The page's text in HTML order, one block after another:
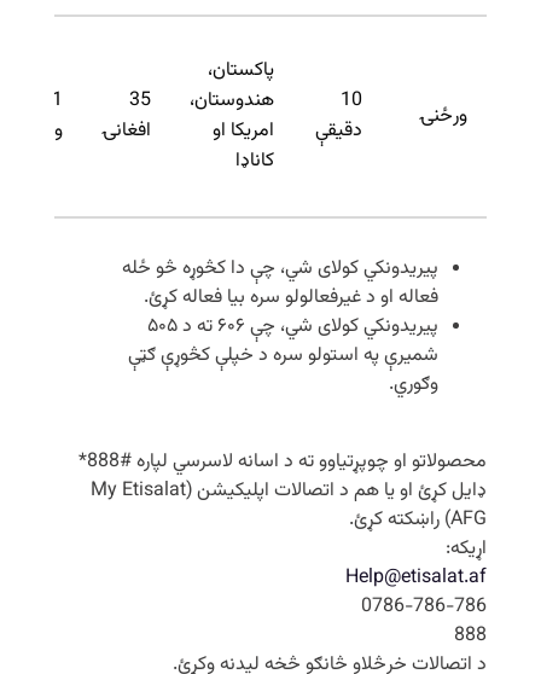
1
ورځې
35
افغانۍ
پاکستان،
هندوستان،
امریکا او
کاناډا
10
دقیقې
ورځنۍ
پیریدونکي کولای شي، چې دا کڅوړه څو ځله
فعاله او د غیرفعالولو سره بیا فعاله کړئ.
پیریدونکي کولای شي، چې ۶۰۶ ته د ۵۰۵
شمیرې په استولو سره د خپلې کڅوړې ګټې
وګوري.
محصولاتو او چوپړتیاوو ته د اسانه لاسرسي لپاره #888*
ډایل کړئ او یا هم د اتصالات اپلیکیشن (My Etisalat
AFG) راښکته کړئ.
اړیکه:
Help@etisalat.af
0786-786-786
888
د اتصالات خرڅلاو څانګو څخه لیدنه وکړئ.